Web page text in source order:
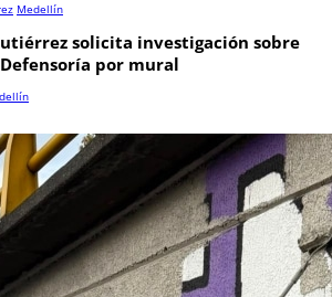
Medellín
solicita investigación sobre
por mural